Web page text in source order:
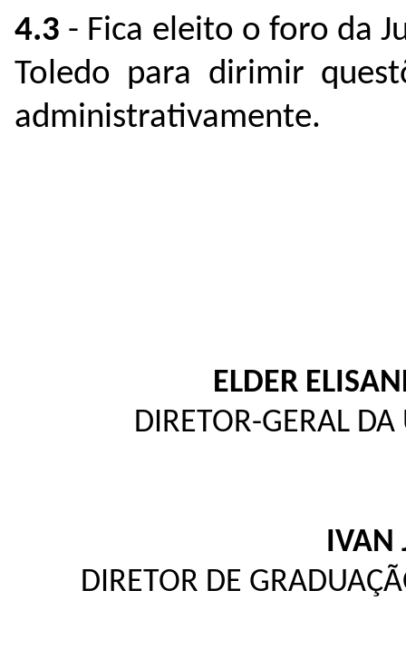
4.3 - Fica eleito o foro da
Toledo para dirimir
administrativamente.
ELDER
DIRETOR-GERAL
IVAN
DIRETOR DE